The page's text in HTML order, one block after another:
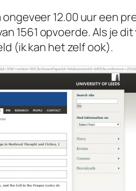
ongeveer 12.00 uur een
1561 opvoerde. Als je
(ik kan het zelf ook).